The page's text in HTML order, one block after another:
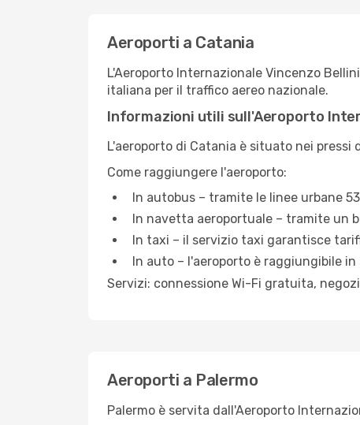
Aeroporti a Catania
L'Aeroporto Internazionale Vincenzo
italiana per il traffico aereo nazionale.
Informazioni utili sull'Aeroporto
L'aeroporto di Catania è situato nei pressi
Come raggiungere l'aeroporto:
In autobus – tramite le linee urbane
In navetta aeroportuale – tramite un
In taxi – il servizio taxi garantisce
In auto – l'aeroporto è raggiungibile
Servizi: connessione Wi-Fi gratuita,
Aeroporti a Palermo
Palermo è servita dall'Aeroporto